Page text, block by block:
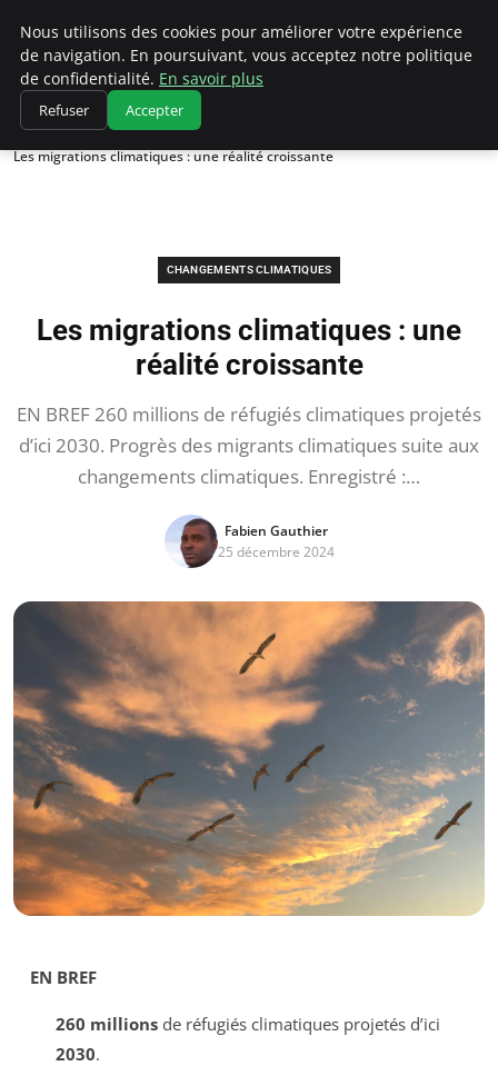
Climatedebtagents
Accueil
Changements climatiques
Les migrations climatiques : une réalité croissante
CHANGEMENTS CLIMATIQUES
Les migrations climatiques : une
réalité croissante
EN BREF 260 millions de réfugiés climatiques projetés
d’ici 2030. Progrès des migrants climatiques suite aux
changements climatiques. Enregistré :…
Fabien Gauthier
25 décembre 2024
EN BREF
260 millionsde réfugiés climatiques projetés d’ici
2030.
Nous utilisons des cookies pour améliorer votre expérience
de navigation. En poursuivant, vous acceptez notre politique
de confidentialité. En savoir plus
Refuser Accepter